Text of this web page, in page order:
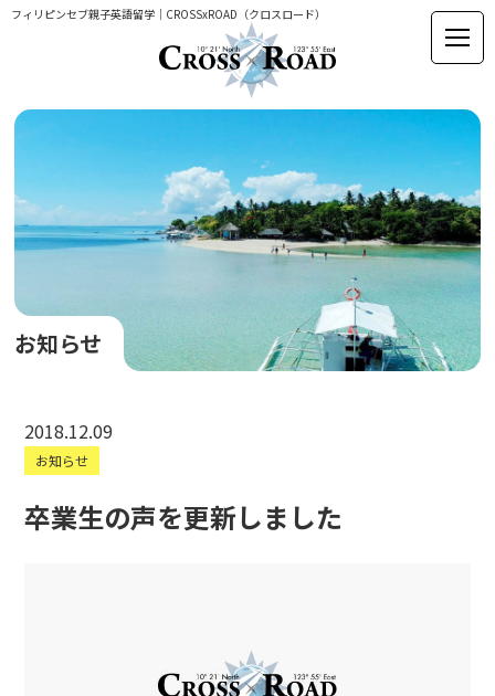
フィリピンセブ親子英語留学｜CROSSxROAD（クロスロード）
お知らせ
2018.12.09
お知らせ
卒業生の声を更新しました